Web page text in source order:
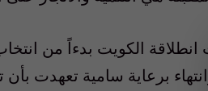
انطلاقة الكويت بدءاً من
برعاية سامية تعهدت